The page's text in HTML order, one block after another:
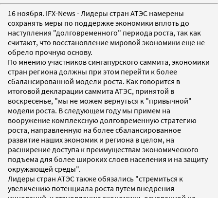
16 ноября. IFX-News - Лидеры стран АТЭС намерены
сохранять меры по поддержке экономики вплоть до
наступления "долговременного" периода роста, так как
считают, что восстановление мировой экономики еще не
обрело прочную основу.
По мнению участников сингапурского саммита, экономики
стран региона должны при этом перейти к более
сбалансированной модели роста. Как говорится в
итоговой декларации саммита АТЭС, принятой в
воскресенье, "мы не можем вернуться к "привычной"
модели роста. В следующем году мы примем на
вооружение комплексную долговременную стратегию
роста, направленную на более сбалансированное
развитие наших экономик и региона в целом, на
расширение доступа к преимуществам экономического
подъема для более широких слоев населения и на защиту
окружающей среды".
Лидеры стран АТЭС также обязались "стремиться к
увеличению потенциала роста путем внедрения